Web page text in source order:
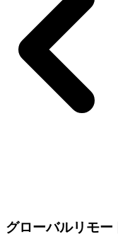
グローバルリモー